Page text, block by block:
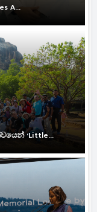
A...
‘Little...